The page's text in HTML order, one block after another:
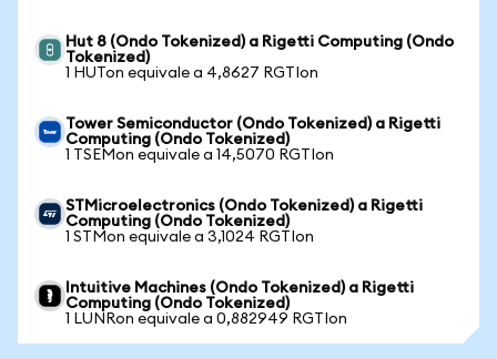
Hut 8 (Ondo Tokenized) a Rigetti Computing (Ondo
Tokenized)
1 HUTon equivale a 4,8627 RGTIon
Tower Semiconductor (Ondo Tokenized) a Rigetti
Computing (Ondo Tokenized)
1 TSEMon equivale a 14,5070 RGTIon
STMicroelectronics (Ondo Tokenized) a Rigetti
Computing (Ondo Tokenized)
1 STMon equivale a 3,1024 RGTIon
Intuitive Machines (Ondo Tokenized) a Rigetti
Computing (Ondo Tokenized)
1 LUNRon equivale a 0,882949 RGTIon